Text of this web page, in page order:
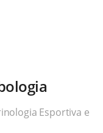
Esportiva e